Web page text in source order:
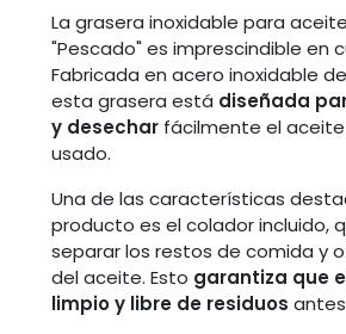
La grasera inoxidable para
"Pescado" es imprescindible en
Fabricada en acero inoxidable
esta grasera está diseñada
y desechar fácilmente el
usado.
Una de las características
producto es el colador incluido,
separar los restos de comida y
del aceite. Esto garantiza que
limpio y libre de residuos